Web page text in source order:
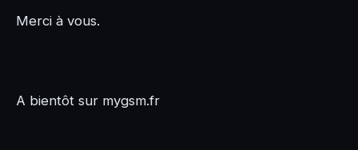
Merci à vous.
A bientôt sur mygsm.fr